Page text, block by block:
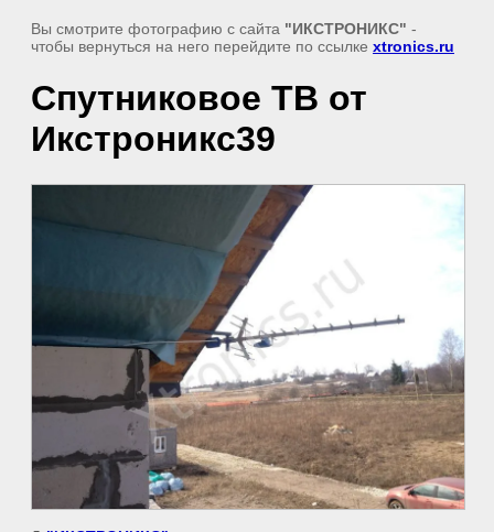
Вы смотрите фотографию с сайта "ИКСТРОНИКС" -
чтобы вернуться на него перейдите по ссылке xtronics.ru
Спутниковое ТВ от
Икстроникс39